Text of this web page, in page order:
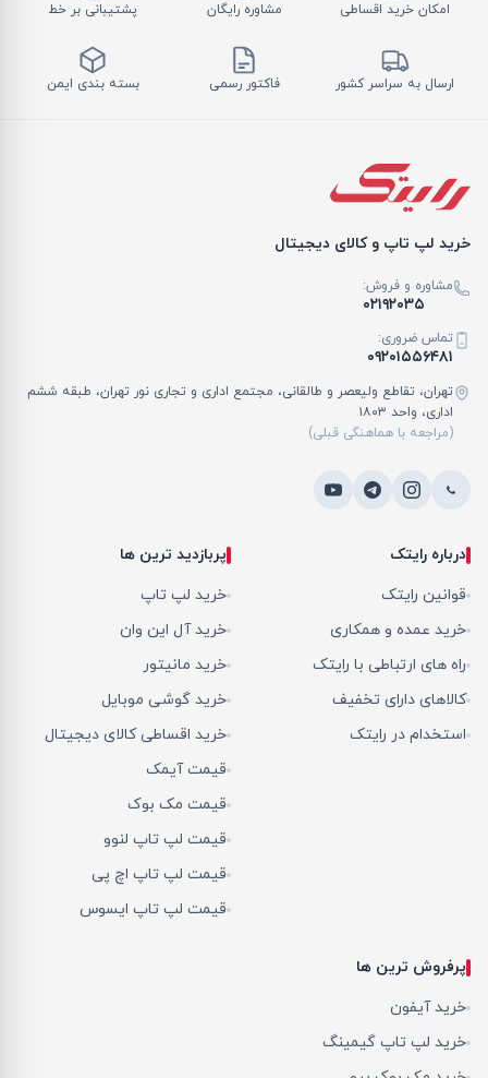
امکان خرید اقساطی مشاوره رایگان پشتیبانی بر خط
ارسال به سراسر کشور فاکتور رسمی بسته بندی ایمن
خرید لپ تاپ و کالای دیجیتال
مشاوره و فروش:
۰۲۱۹۲۰۳۵
تماس ضروری:
۰۹۲۰۱۵۵۶۴۸۱
تهران، تقاطع ولیعصر و طالقانی، مجتمع اداری و تجاری نور تهران، طبقه ششم
اداری، واحد ۱۸۰۳
(مراجعه با هماهنگی قبلی)
درباره رایتک
قوانین رایتک
خرید عمده و همکاری
راه های ارتباطی با رایتک
کالاهای دارای تخفیف
استخدام در رایتک
پربازدید ترین ها
خرید لپ تاپ
خرید آل این وان
خرید مانیتور
خرید گوشی موبایل
خرید اقساطی کالای دیجیتال
قیمت آیمک
قیمت مک بوک
قیمت لپ تاپ لنوو
قیمت لپ تاپ اچ پی
قیمت لپ تاپ ایسوس
پرفروش ترین ها
خرید آیفون
خرید لپ تاپ گیمینگ